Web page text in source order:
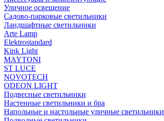
Уличное освещение
Садово-парковые светильники
Ландшафтные светильники
Arte Lamp
Elektrostandard
Kink Light
MAYTONI
ST LUCE
NOVOTECH
ODEON LIGHT
Подвесные светильники
Настенные светильники и бра
Напольные и настольные уличные светильники